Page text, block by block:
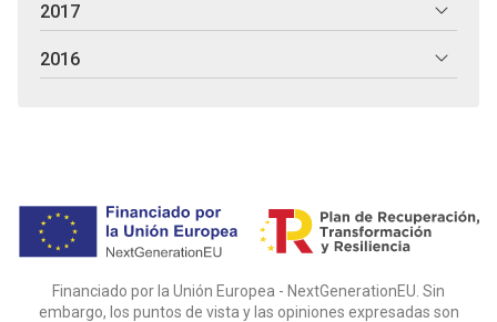
2017
2016
Financiado por la Unión Europea - NextGenerationEU. Sin
embargo, los puntos de vista y las opiniones expresadas son